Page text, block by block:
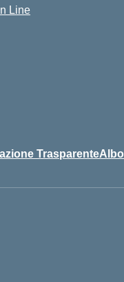
Line
Trasparente